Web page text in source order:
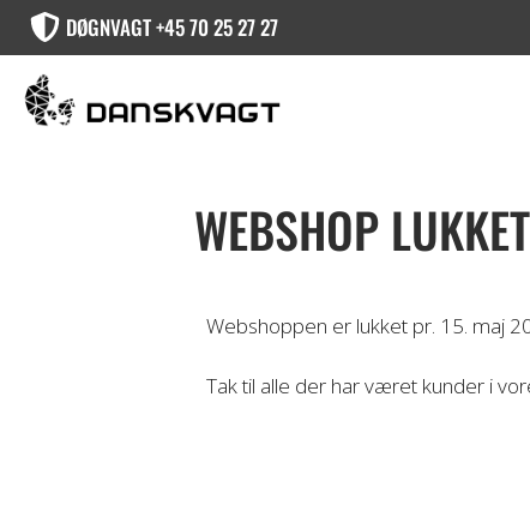
DØGNVAGT +45 70 25 27 27
WEBSHOP LUKKET
Webshoppen er lukket pr. 15. maj
Tak til alle der har været kunder i